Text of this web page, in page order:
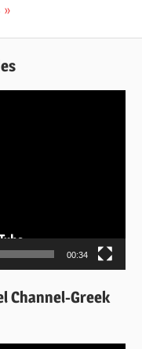
00:34
Channel-Greek